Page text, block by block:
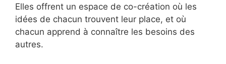
Elles offrent un espace de co-création où les
idées de chacun trouvent leur place, et où
chacun apprend à connaître les besoins des
autres.